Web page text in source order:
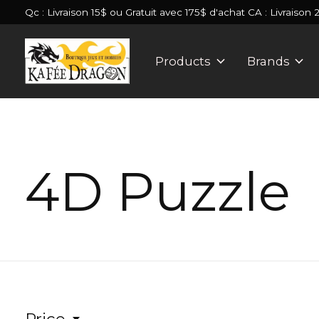
Qc : Livraison 15$ ou Gratuit avec 175$ d'achat CA : Livraison
Products Brands
4D Puzzle